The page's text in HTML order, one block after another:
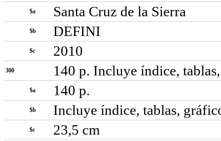
$a Santa Cruz de la Sierra
$b DEFINI
$c 2010
300 140 p. Incluye índice,
$a 140 p.
$b Incluye índice, tablas,
$c 23,5 cm